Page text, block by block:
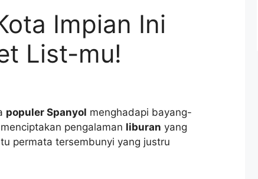
Impian Ini
List-mu!
populer Spanyol menghadapi bayang-
pengalaman liburan yang
permata tersembunyi yang justru